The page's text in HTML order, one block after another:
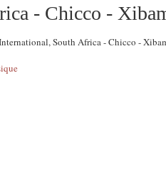
- Chicco -
‪South Africa - Chicco -